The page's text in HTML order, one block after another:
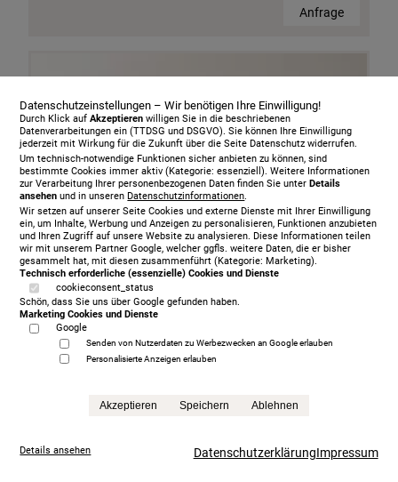
Anfrage
Vispring Baronet Superb 180 x 210 cm, KT Langley
11.673,00 €
Datenschutzeinstellungen – Wir benötigen Ihre Einwilligung!
Durch Klick aufAkzeptieren willigen Sie in die beschriebenen
Datenverarbeitungen ein (TTDSG und DSGVO). Sie können Ihre Einwilligung
jederzeit mit Wirkung für die Zukunft über die Seite Datenschutz widerrufen.
Um technisch-notwendige Funktionen sicher anbieten zu können, sind
bestimmte Cookies immer aktiv (Kategorie: essenziell). Weitere Informationen
zur Verarbeitung Ihrer personenbezogenen Daten finden Sie unterDetails
ansehen und in unserenDatenschutzinformationen.
Wir setzen auf unserer Seite Cookies und externe Dienste mit Ihrer Einwilligung
ein, um Inhalte, Werbung und Anzeigen zu personalisieren, Funktionen anzubieten
und Ihren Zugriff auf unsere Website zu analysieren. Diese Informationen teilen
wir mit unserem Partner Google, welcher ggfls. weitere Daten, die er bisher
gesammelt hat, mit diesen zusammenführt (Kategorie: Marketing).
Technisch erforderliche (essenzielle) Cookies und Dienste
cookieconsent_status
Schön, dass Sie uns über Google gefunden haben.
Marketing Cookies und Dienste
Google
Senden von Nutzerdaten zu Werbezwecken an Google erlauben
Personalisierte Anzeigen erlauben
Akzeptieren Speichern Ablehnen
Details ansehen DatenschutzerklärungImpressum